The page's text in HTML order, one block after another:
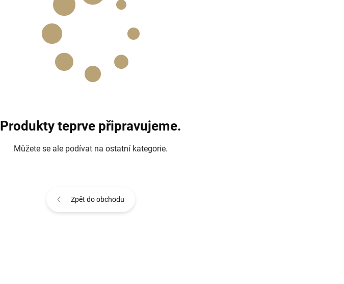
Produkty teprve připravujeme.
Můžete se ale podívat na ostatní kategorie.
Zpět do obchodu